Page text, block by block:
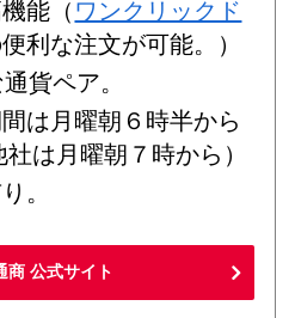
能（ ワンクリックド
利な注文が可能。）
貨ペア。
は月曜朝６時半から
は月曜朝７時から）
。
商 公式サイト